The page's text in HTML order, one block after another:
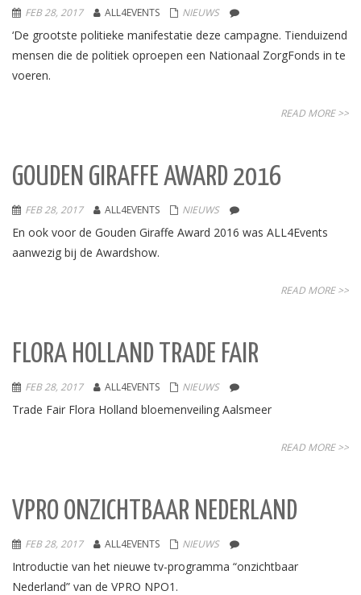
FEB 28, 2017 ALL4EVENTS NIEUWS
‘De grootste politieke manifestatie deze campagne. Tienduizend
mensen die de politiek oproepen een Nationaal ZorgFonds in te
voeren.
READ MORE >>
GOUDEN GIRAFFE AWARD 2016
FEB 28, 2017 ALL4EVENTS NIEUWS
En ook voor de Gouden Giraffe Award 2016 was ALL4Events
aanwezig bij de Awardshow.
READ MORE >>
FLORA HOLLAND TRADE FAIR
FEB 28, 2017 ALL4EVENTS NIEUWS
Trade Fair Flora Holland bloemenveiling Aalsmeer
READ MORE >>
VPRO ONZICHTBAAR NEDERLAND
FEB 28, 2017 ALL4EVENTS NIEUWS
Introductie van het nieuwe tv-programma “onzichtbaar
Nederland” van de VPRO NPO1.